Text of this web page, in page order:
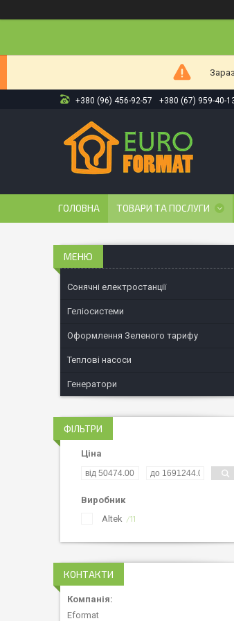
+380 (96) 456-92-57 +380 (67) 959-40-
ГОЛОВНА ТОВАРИ ТА ПОСЛУГИ
Сонячні електростанції
Геліосистеми
Оформлення Зеленого тарифу
Теплові насоси
Генератори
ФІЛЬТРИ
Ціна
Виробник
Altek
11
КОНТАКТИ
Eformat